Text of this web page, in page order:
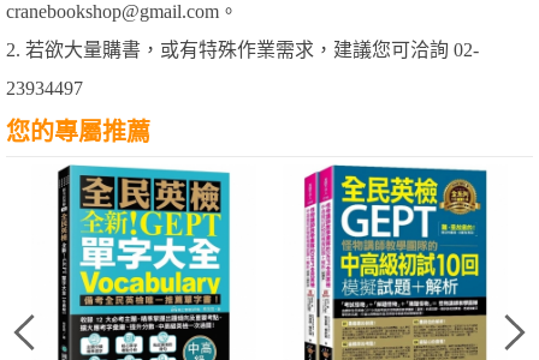
cranebookshop@gmail.com。
2. 若欲大量購書，或有特殊作業需求，建議您可洽詢 02-
23934497
您的專屬推薦